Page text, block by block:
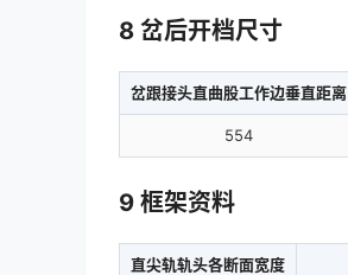
8 岔后开档尺寸
岔跟接头直曲股工作边垂直距离
554
9 框架资料
直尖轨轨头各断面宽度